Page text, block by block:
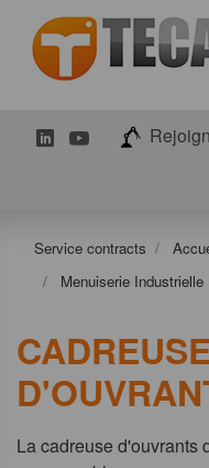
LinkedInYoutube
Service contracts
Menuiserie Industrielle
La cadreuse d'ouvrants